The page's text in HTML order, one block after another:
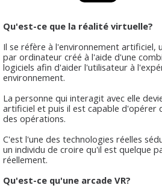
Qu'est-ce que la réalité virtuelle?
Il se réfère à l'environnement artificiel,
par ordinateur créé à l'aide d'une
logiciels afin d'aider l'utilisateur à
environnement.
La personne qui interagit avec elle
artificiel et puis il est capable
des opérations.
C'est l'une des technologies réelles
un individu de croire qu'il est quelque
réellement.
Qu'est-ce qu'une arcade VR?